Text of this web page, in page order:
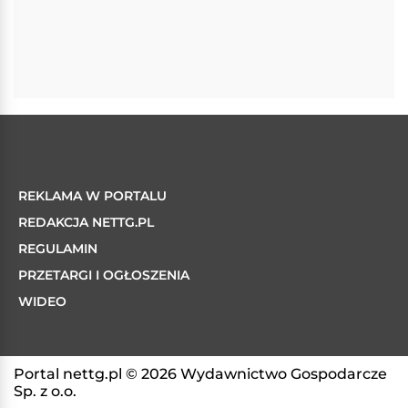
REKLAMA W PORTALU
REDAKCJA NETTG.PL
REGULAMIN
PRZETARGI I OGŁOSZENIA
WIDEO
Portal nettg.pl © 2026 Wydawnictwo Gospodarcze
Sp. z o.o.